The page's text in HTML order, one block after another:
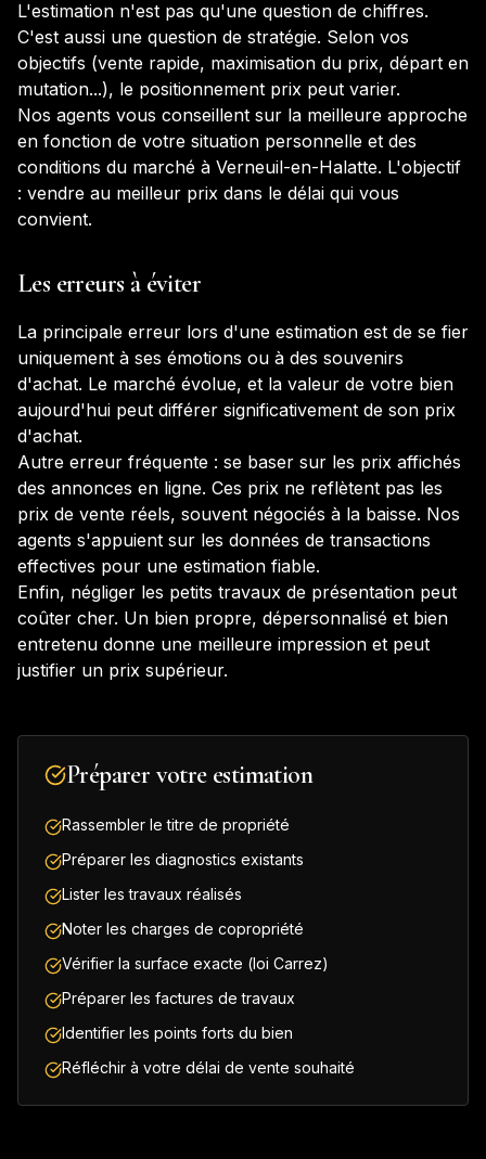
L'estimation n'est pas qu'une question de chiffres.
C'est aussi une question de stratégie. Selon vos
objectifs (vente rapide, maximisation du prix, départ en
mutation...), le positionnement prix peut varier.
Nos agents vous conseillent sur la meilleure approche
en fonction de votre situation personnelle et des
conditions du marché à Verneuil-en-Halatte. L'objectif
: vendre au meilleur prix dans le délai qui vous
convient.
Les erreurs à éviter
La principale erreur lors d'une estimation est de se fier
uniquement à ses émotions ou à des souvenirs
d'achat. Le marché évolue, et la valeur de votre bien
aujourd'hui peut différer significativement de son prix
d'achat.
Autre erreur fréquente : se baser sur les prix affichés
des annonces en ligne. Ces prix ne reflètent pas les
prix de vente réels, souvent négociés à la baisse. Nos
agents s'appuient sur les données de transactions
effectives pour une estimation fiable.
Enfin, négliger les petits travaux de présentation peut
coûter cher. Un bien propre, dépersonnalisé et bien
entretenu donne une meilleure impression et peut
justifier un prix supérieur.
Préparer votre estimation
Rassembler le titre de propriété
Préparer les diagnostics existants
Lister les travaux réalisés
Noter les charges de copropriété
Vérifier la surface exacte (loi Carrez)
Préparer les factures de travaux
Identifier les points forts du bien
Réfléchir à votre délai de vente souhaité